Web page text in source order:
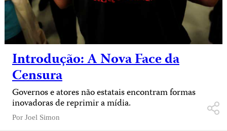
Introdução: A Nova Face da
Censura
Governos e atores não estatais encontram formas
inovadoras de reprimir a mídia.
Por Joel Simon